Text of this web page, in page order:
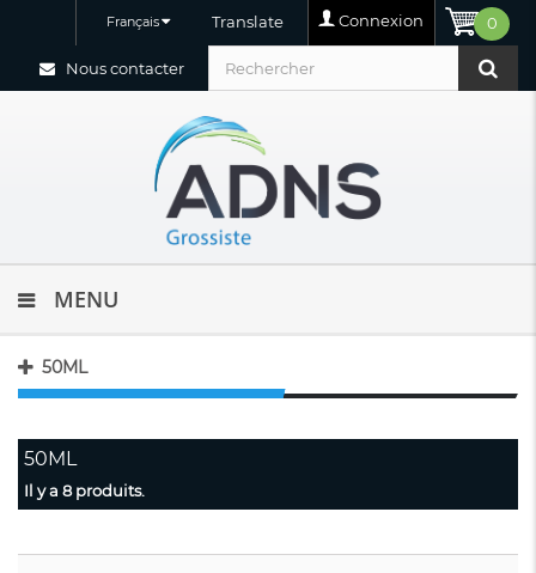
0
Connexion
Translate
Français
Nous contacter
MENU
50ML
50ML
Il y a 8 produits.